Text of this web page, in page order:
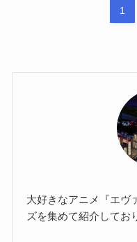
1
大好きなアニメ『エヴ
ズを集めて紹介してお